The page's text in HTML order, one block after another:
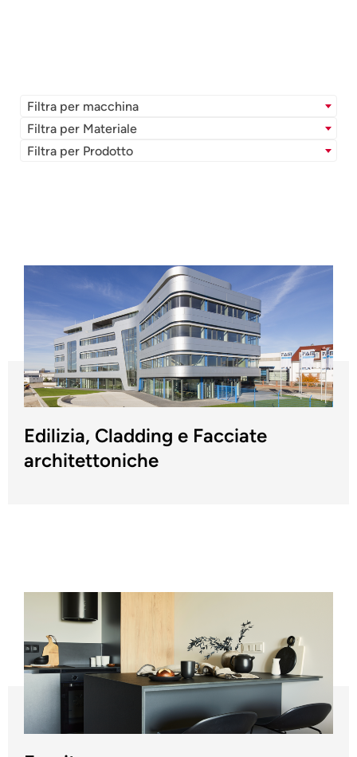
Filtra per macchina
Filtra per Materiale
Filtra per Prodotto
Edilizia, Cladding e Facciate
architettoniche